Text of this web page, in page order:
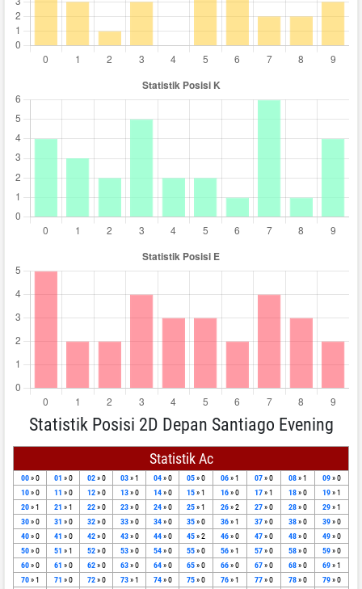
Statistik Posisi 2D Depan Santiago Evening
Statistik Ac
00» 0 01 » 0 02» 0 03» 1 04» 0 05» 0 06» 1 07» 0 08» 1 09» 0
10» 0 11 » 0 12» 0 13» 0 14» 0 15» 1 16» 0 17» 1 18» 0 19» 1
20» 1 21 » 1 22» 0 23» 0 24» 0 25» 1 26» 2 27» 0 28» 0 29» 1
30» 0 31 » 0 32» 0 33» 0 34» 0 35» 0 36» 1 37» 0 38» 0 39» 0
40» 0 41 » 0 42» 0 43» 0 44» 0 45» 2 46» 0 47» 0 48» 0 49» 0
50» 0 51 » 1 52» 0 53» 0 54» 0 55» 0 56» 1 57» 0 58» 0 59» 0
60» 0 61 » 0 62» 0 63» 0 64» 0 65» 0 66» 0 67» 0 68» 0 69» 1
70» 1 71 » 0 72» 0 73» 1 74» 0 75» 0 76» 1 77» 0 78» 0 79» 0